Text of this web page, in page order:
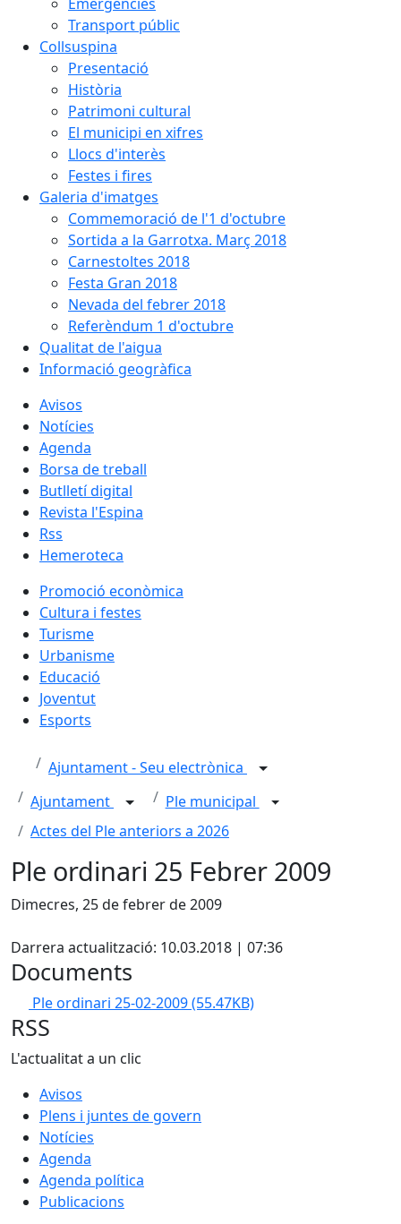
Transport públic
Collsuspina
Presentació
Història
Patrimoni cultural
El municipi en xifres
Llocs d'interès
Festes i fires
Galeria d'imatges
Commemoració de l'1 d'octubre
Sortida a la Garrotxa. Març 2018
Carnestoltes 2018
Festa Gran 2018
Nevada del febrer 2018
Referèndum 1 d'octubre
Qualitat de l'aigua
Informació geogràfica
Avisos
Notícies
Agenda
Borsa de treball
Butlletí digital
Revista l'Espina
Rss
Hemeroteca
Promoció econòmica
Cultura i festes
Turisme
Urbanisme
Educació
Joventut
Esports
Ajuntament - Seu electrònica
Ajuntament
Ple municipal
Actes del Ple anteriors a 2026
Ple ordinari 25 Febrer 2009
Dimecres, 25 de febrer de 2009
Darrera actualització: 10.03.2018 | 07:36
Documents
Ple ordinari 25-02-2009(55.47KB)
RSS
L'actualitat a un clic
Avisos
Plens i juntes de govern
Notícies
Agenda
Agenda política
Publicacions